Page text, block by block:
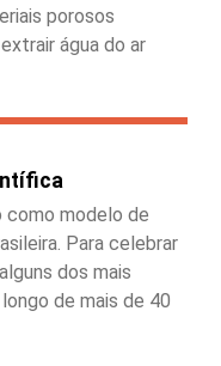
porosos
água do ar
como modelo de
Para celebrar
dos mais
de mais de 40